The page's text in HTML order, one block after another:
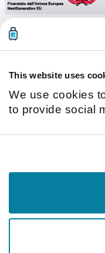
This website uses
We use cookies
to provide social
use of our site
and analytics